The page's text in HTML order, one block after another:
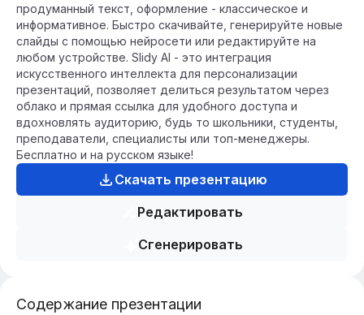
продуманный текст, оформление - классическое и
информативное. Быстро скачивайте, генерируйте новые
слайды с помощью нейросети или редактируйте на
любом устройстве. Slidy AI - это интеграция
искусственного интеллекта для персонализации
презентаций, позволяет делиться результатом через
облако и прямая ссылка для удобного доступа и
вдохновлять аудиторию, будь то школьники, студенты,
преподаватели, специалисты или топ-менеджеры.
Бесплатно и на русском языке!
Скачать презентацию
Редактировать
Сгенерировать
Содержание презентации